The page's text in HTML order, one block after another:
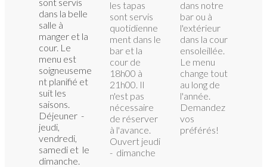
dans la belle
salle à
manger et la
cour. Le
menu est
soigneuseme
nt planifié et
suit les
saisons.
Déjeuner -
jeudi,
vendredi,
samedi et le
dimanche.
les tapas
sont servis
quotidienne
ment dans le
bar et la
cour de
18h00 à
21h00. Il
n'est pas
nécessaire
de réserver
à l'avance.
Ouvert jeudi
- dimanche
dans notre
bar ou à
l'extérieur
dans la cour
ensoleillée.
Le menu
change tout
au long de
l'année.​ ​
Demandez
vos
préférés!